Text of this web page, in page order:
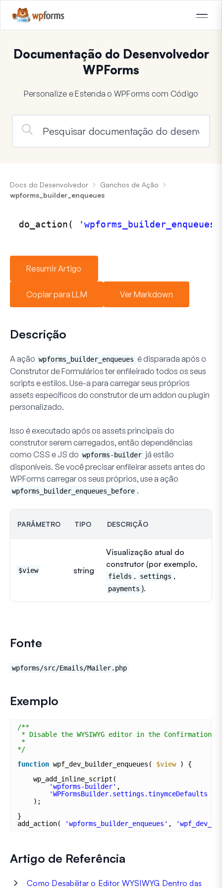
Documentação do Desenvolvedor
WPForms
Personalize e Estenda o WPForms com Código
Docs do Desenvolvedor
Ganchos de Ação
wpforms_builder_enqueues
do_action( 'wpforms_builder_enqueues'
Resumir Artigo
Copiar para LLM Ver Markdown
Descrição
A ação wpforms_builder_enqueues é disparada após o
Construtor de Formulários ter enfileirado todos os seus
scripts e estilos. Use-a para carregar seus próprios
assets específicos do construtor de um addon ou plugin
personalizado.
Isso é executado após os assets principais do
construtor serem carregados, então dependências
como CSS e JS do wpforms-builder já estão
disponíveis. Se você precisar enfileirar assets antes do
WPForms carregar os seus próprios, use a ação
wpforms_builder_enqueues_before .
PARÂMETRO TIPO DESCRIÇÃO
$view string
Visualização atual do
construtor (por exemplo,
fields , settings ,
payments ).
Fonte
wpforms/src/Emails/Mailer.php
Exemplo
/**
* Disable the WYSIWYG editor in the Confirmation
*
*/
function wpf_dev_builder_enqueues( $view
) {
wp_add_inline_script(
'wpforms-builder' ,
);
}
add_action(
'wpforms_builder_enqueues' ,
Artigo de Referência
Como Desabilitar o Editor WYSIWYG Dentro das